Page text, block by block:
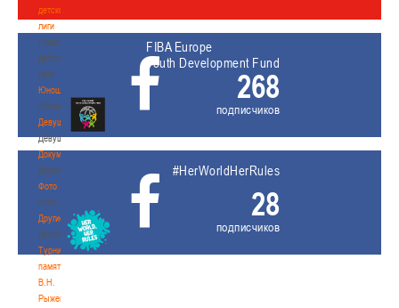
детской
лиги
Новости
детской
лиги
Юноши
Юноши
Девушки
Девушки
Документы
Документы
Фото
Фото
Другие
Другие
Турнир
памяти
В.Н.
Рыженкова
FIBA Europe
Youth Development Fund
268
подписчиков
#HerWorldHerRules
28
подписчиков